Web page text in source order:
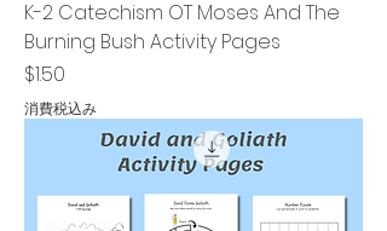
K-2 Catechism OT Moses And The
Burning Bush Activity Pages
価格
$1.50
消費税込み